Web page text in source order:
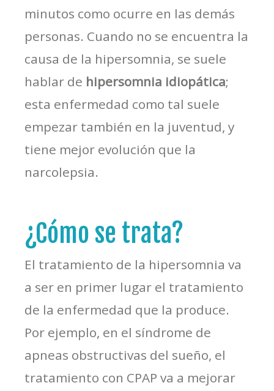
minutos como ocurre en las demás
personas. Cuando no se encuentra la
causa de la hipersomnia, se suele
hablar de hipersomnia idiopática;
esta enfermedad como tal suele
empezar también en la juventud, y
tiene mejor evolución que la
narcolepsia.
¿Cómo se trata?
El tratamiento de la hipersomnia va
a ser en primer lugar el tratamiento
de la enfermedad que la produce.
Por ejemplo, en el síndrome de
apneas obstructivas del sueño, el
tratamiento con CPAP va a mejorar